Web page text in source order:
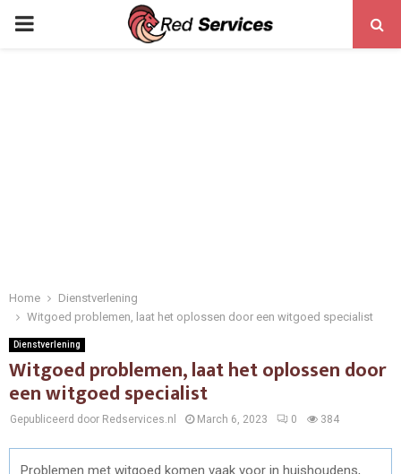
PRIMARY
Home
Dienstverlening
Witgoed problemen, laat het oplossen door een witgoed specialist
Dienstverlening
Witgoed problemen, laat het oplossen door
een witgoed specialist
Gepubliceerd door Redservices.nl March 6, 2023 0 384
Problemen met witgoed komen vaak voor in huishoudens,